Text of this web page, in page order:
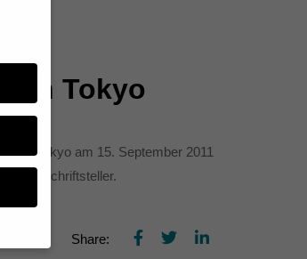
in Tokyo
in Tokyo am 15. September 2011
Schriftsteller.
Share: